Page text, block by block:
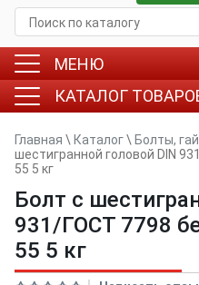
МЕНЮ
КАТАЛОГ
Главная \ Каталог\ Болты,
шестигранной головой DIN
55 5 кг
Болт с
931/ГОСТ 7798
55 5 кг